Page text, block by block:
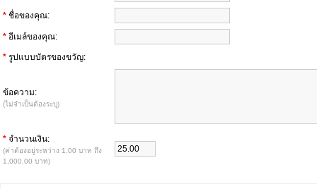
* ชื่อของคุณ:
* อีเมล์ของคุณ:
* รูปแบบบัตรของขวัญ:
ข้อความ:
(ไม่จำเป็นต้องระบุ)
* จำนวนเงิน:
(ค่าต้องอยู่ระหว่าง 1.00 บาท ถึง
1,000.00 บาท)